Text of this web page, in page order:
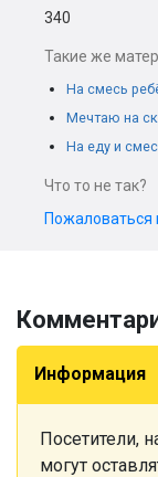
340
Такие же
На смесь
Мечтаю на
На еду и
Что то не так?
Пожаловаться
Информация
Посетители,
могут